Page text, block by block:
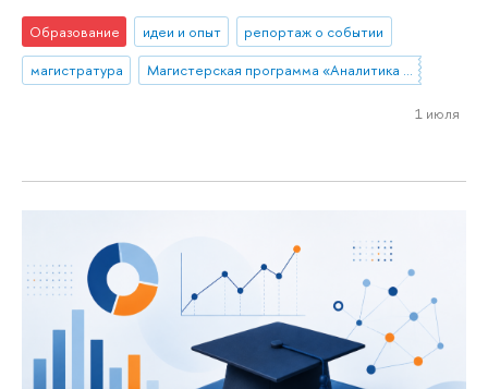
Образование идеи и опыт
репортаж о событии
магистратура
Магистерская программа «Аналитика данных и прикладная статистика / Data Analytics and Social Statistics»
1 июля